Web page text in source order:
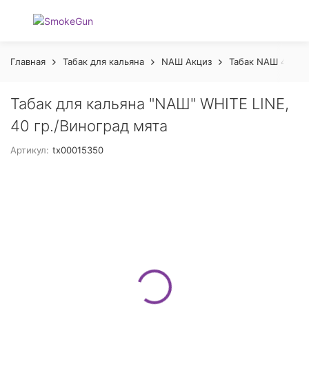
Главная Табак для кальяна NАШ Акциз Табак NАШ 40гр
Табак для кальяна "NAШ" WHITE LINE,
40 гр./Виноград мята
Артикул: tx00015350